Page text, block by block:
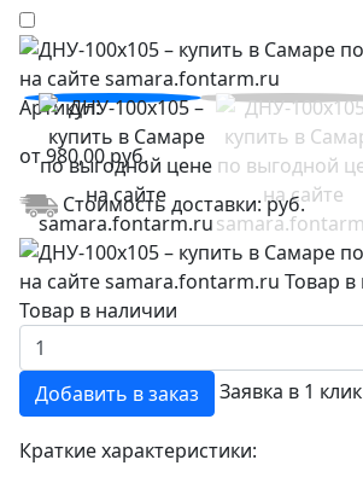
Артикул:
от980,00руб.
Стоимость доставки:руб.
Товар в наличии
Добавить в заказ Заявка в 1 клик
Краткие характеристики: